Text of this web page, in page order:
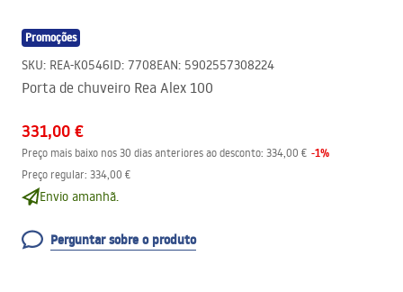
Promoções
SKU: REA-K0546ID: 7708EAN: 5902557308224
Porta de chuveiro Rea Alex 100
331,00 €
Preço mais baixo nos 30 dias anteriores ao desconto: 334,00 € -1%
Preço regular: 334,00 €
Envio amanhã.
Perguntar sobre o produto